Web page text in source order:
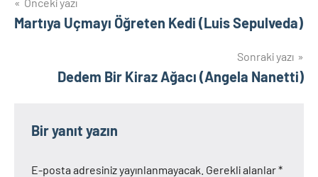
Yazı
gezinmesi
Martıya Uçmayı Öğreten Kedi (Luis Sepulveda)
Sonraki yazı
Dedem Bir Kiraz Ağacı (Angela Nanetti)
Bir yanıt yazın
E-posta adresiniz yayınlanmayacak. Gerekli alanlar*